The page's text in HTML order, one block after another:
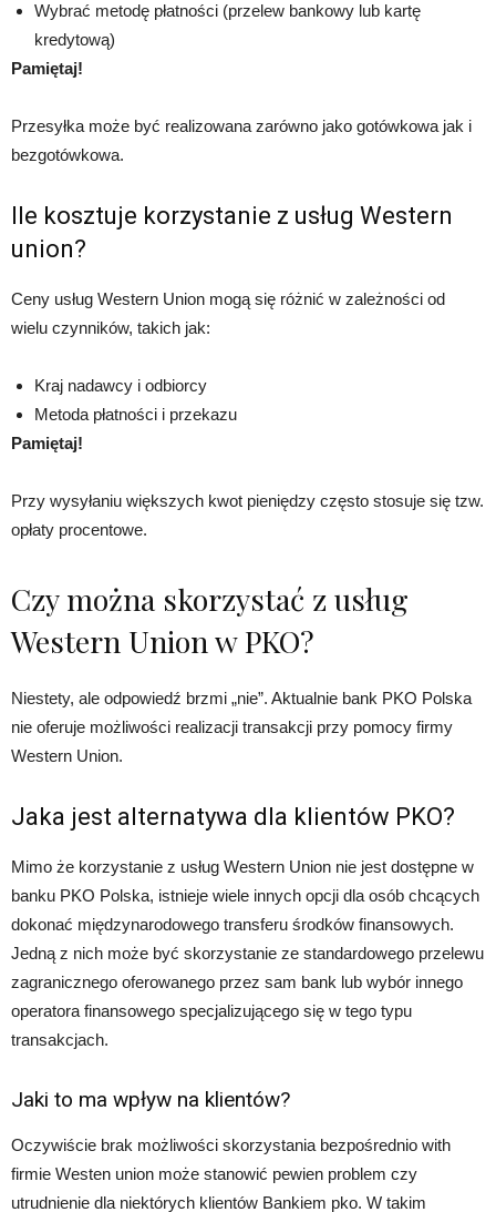
Wybrać metodę płatności (przelew bankowy lub kartę
kredytową)
Pamiętaj!
Przesyłka może być realizowana zarówno jako gotówkowa jak i
bezgotówkowa.
Ile kosztuje korzystanie z usług Western
union?
Ceny usług Western Union mogą się różnić w zależności od
wielu czynników, takich jak:
Kraj nadawcy i odbiorcy
Metoda płatności i przekazu
Pamiętaj!
Przy wysyłaniu większych kwot pieniędzy często stosuje się tzw.
opłaty procentowe.
Czy można skorzystać z usług
Western Union w PKO?
Niestety, ale odpowiedź brzmi „nie”. Aktualnie bank PKO Polska
nie oferuje możliwości realizacji transakcji przy pomocy firmy
Western Union.
Jaka jest alternatywa dla klientów PKO?
Mimo że korzystanie z usług Western Union nie jest dostępne w
banku PKO Polska, istnieje wiele innych opcji dla osób chcących
dokonać międzynarodowego transferu środków finansowych.
Jedną z nich może być skorzystanie ze standardowego przelewu
zagranicznego oferowanego przez sam bank lub wybór innego
operatora finansowego specjalizującego się w tego typu
transakcjach.
Jaki to ma wpływ na klientów?
Oczywiście brak możliwości skorzystania bezpośrednio with
firmie Westen union może stanowić pewien problem czy
utrudnienie dla niektórych klientów Bankiem pko. W takim